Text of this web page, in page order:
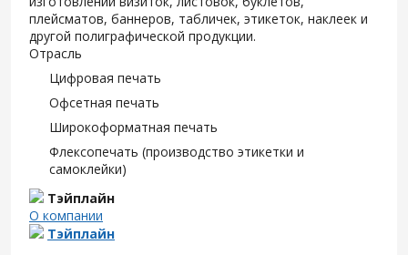
плейсматов, баннеров, табличек, этикеток, наклеек и
другой полиграфической продукции.
Отрасль
Цифровая печать
Офсетная печать
Широкоформатная печать
Флексопечать (производство этикетки и
самоклейки)
Тэйплайн
О компании
Тэйплайн